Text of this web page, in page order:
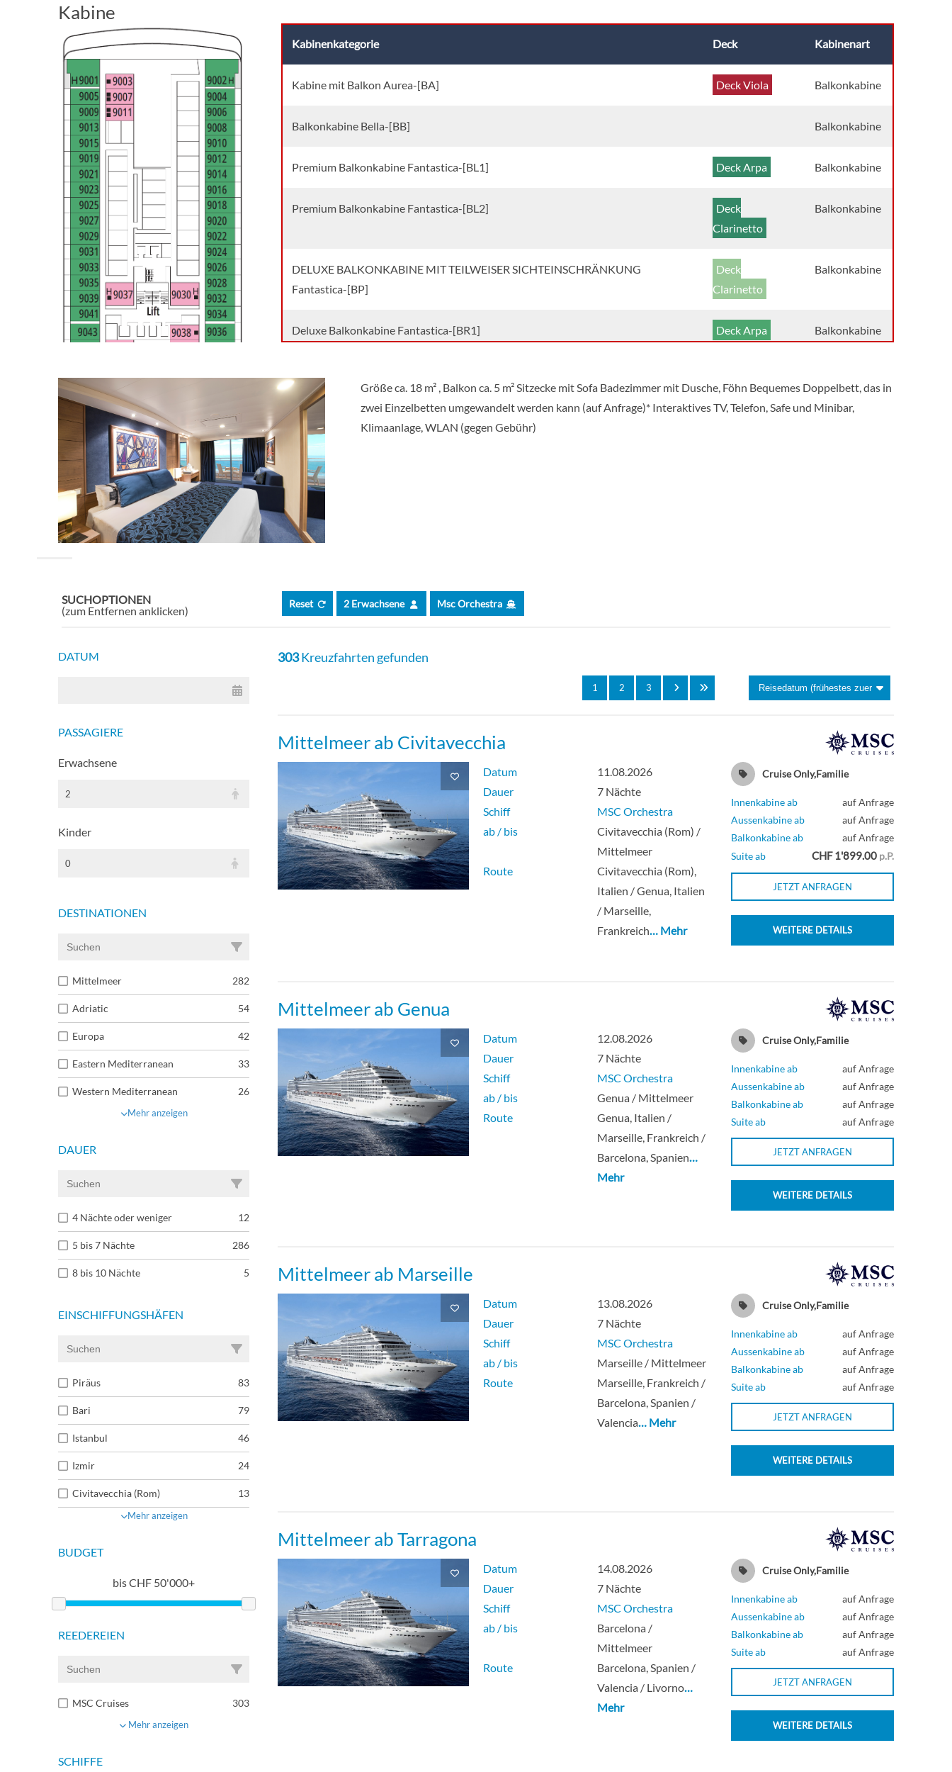
Kabine
Kabinenkategorie Deck Kabinenart
Kabine mit Balkon Aurea-[BA] Deck Viola Balkonkabine
Balkonkabine Bella-[BB] Balkonkabine
Premium Balkonkabine Fantastica-[BL1] Deck Arpa Balkonkabine
Premium Balkonkabine Fantastica-[BL2]
Deck
Clarinetto
Balkonkabine
DELUXE BALKONKABINE MIT TEILWEISER SICHTEINSCHRÄNKUNG
Fantastica-[BP]
Deck
Clarinetto
Balkonkabine
Deluxe Balkonkabine Fantastica-[BR1] Deck Arpa Balkonkabine
Clarinetto
Innenkabine Bella-[IB]
Deluxe Innenkabine Fantastica-[IR1]
Deluxe Innenkabine Fantastica-[IR2]
Meerblickkabine Bella-[OB]
[OO]
Aussenkabine
Aussenkabine
PREMIUM SUITE AUREA-[SL1] Deck Xilofono
Größe ca. 18 m² , Balkon ca. 5 m² Sitzecke mit Sofa Badezimmer mit Dusche, Föhn Bequemes Doppelbett, das in
zwei Einzelbetten umgewandelt werden kann (auf Anfrage)* Interaktives TV, Telefon, Safe und Minibar,
Klimaanlage, WLAN (gegen Gebühr)
SUCHOPTIONEN
(zum Entfernen anklicken)
Reset 2 Erwachsene Msc Orchestra
DATUM
PASSAGIERE
Erwachsene
2
Kinder
0
DESTINATIONEN
Mittelmeer 282
Adriatic 54
Europa 42
Eastern Mediterranean 33
Western Mediterranean 26
Mehr anzeigen
DAUER
4 Nächte oder weniger 12
5 bis 7 Nächte 286
8 bis 10 Nächte 5
EINSCHIFFUNGSHÄFEN
Piräus 83
Bari 79
Istanbul 46
Izmir 24
Civitavecchia (Rom) 13
Mehr anzeigen
BUDGET
bisCHF 50'000+
REEDEREIEN
MSC Cruises 303
Mehr anzeigen
SCHIFFE
303Kreuzfahrten gefunden
1 2 3
Mittelmeer ab Civitavecchia
Datum
11.08.2026
Dauer
7 Nächte
Schiff
MSC Orchestra
ab / bis
Civitavecchia (Rom) /
Mittelmeer
Route
Civitavecchia (Rom),
Italien / Genua, Italien
/ Marseille,
Frankreich… Mehr
Cruise Only,Familie
Innenkabine ab
auf Anfrage
Aussenkabine ab
auf Anfrage
Balkonkabine ab
auf Anfrage
Suite ab
CHF 1'899.00 p.P.
JETZT ANFRAGEN
WEITERE DETAILS
Mittelmeer ab Genua
Datum
12.08.2026
Dauer
7 Nächte
Schiff
MSC Orchestra
ab / bis
Genua / Mittelmeer
Route
Genua, Italien /
Marseille, Frankreich /
Barcelona, Spanien…
Mehr
Cruise Only,Familie
Innenkabine ab
auf Anfrage
Aussenkabine ab
auf Anfrage
Balkonkabine ab
auf Anfrage
Suite ab
auf Anfrage
JETZT ANFRAGEN
WEITERE DETAILS
Mittelmeer ab Marseille
Datum
13.08.2026
Dauer
7 Nächte
Schiff
MSC Orchestra
ab / bis
Marseille / Mittelmeer
Route
Marseille, Frankreich /
Barcelona, Spanien /
Valencia… Mehr
Cruise Only,Familie
Innenkabine ab
auf Anfrage
Aussenkabine ab
auf Anfrage
Balkonkabine ab
auf Anfrage
Suite ab
auf Anfrage
JETZT ANFRAGEN
WEITERE DETAILS
Mittelmeer ab Tarragona
Datum
14.08.2026
Dauer
7 Nächte
Schiff
MSC Orchestra
ab / bis
Barcelona /
Mittelmeer
Route
Barcelona, Spanien /
Valencia / Livorno…
Mehr
Cruise Only,Familie
Innenkabine ab
auf Anfrage
Aussenkabine ab
auf Anfrage
Balkonkabine ab
auf Anfrage
Suite ab
auf Anfrage
JETZT ANFRAGEN
WEITERE DETAILS